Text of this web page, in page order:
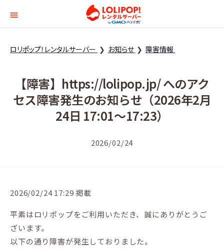
ロリポップ！レンタル
ロリポップ！レンタルサーバー お知らせ 障害情報
【障害】https://lolipop.jp/ へのアク
セス障害発生のお知らせ（2026年2月
24日 17:01〜17:23）
2026/02/24
2026/02/24 17:29 掲載
平素はロリポップをご利用いただき、誠にありがとうご
ざいます。
以下の通り障害が発生しておりました。